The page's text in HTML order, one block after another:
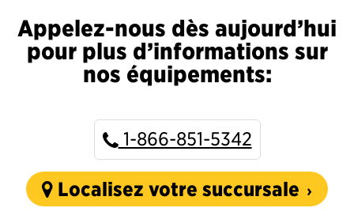
Appelez-nous dès aujourd’hui
pour plus d’informations sur
nos équipements:
1-866-851-5342
Localisez votre succursale